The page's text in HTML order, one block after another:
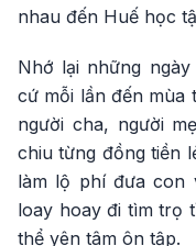
nhau đến Huế học
Nhớ lại những
cứ mỗi lần đến mùa
người cha, người
chiu từng đồng tiền
làm lộ phí đưa con
loay hoay đi tìm trọ
thể yên tâm ôn tập.